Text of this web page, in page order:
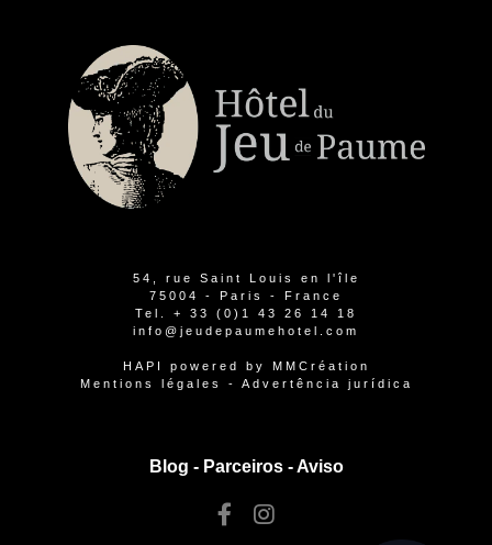
54, rue Saint Louis en l'île
75004 - Paris - France
Tel. + 33 (0)1 43 26 14 18
info@jeudepaumehotel.com
HAPI powered by MMCréation
Mentions légales
- Advertência jurídica
Blog - Parceiros-Aviso